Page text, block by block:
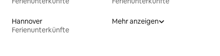
Hannover
Ferienunterkünfte
Mehr anzeigen